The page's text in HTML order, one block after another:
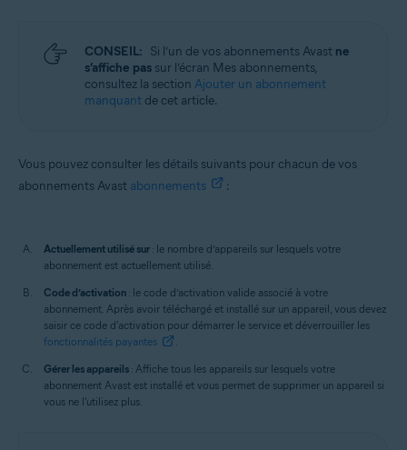
CONSEIL: Si l’un de vos abonnements Avast ne
s’affiche pas sur l’écran Mes abonnements,
consultez la section Ajouter un abonnement
manquant de cet article.
Vous pouvez consulter les détails suivants pour chacun de vos
abonnements Avast abonnements :
Actuellement utilisé sur : le nombre d’appareils sur lesquels votre
abonnement est actuellement utilisé.
Code d’activation : le code d’activation valide associé à votre
abonnement. Après avoir téléchargé et installé sur un appareil, vous devez
saisir ce code d'activation pour démarrer le service et déverrouiller les
fonctionnalités payantes
.
Gérer les appareils : Affiche tous les appareils sur lesquels votre
abonnement Avast est installé et vous permet de supprimer un appareil si
vous ne l'utilisez plus.